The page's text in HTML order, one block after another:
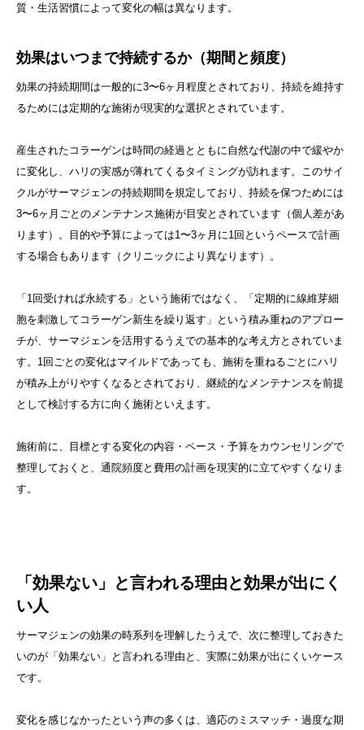
質・生活習慣によって変化の幅は異なります。
効果はいつまで持続するか（期間と頻度）
効果の持続期間は一般的に3〜6ヶ月程度とされており、持続を維持す
るためには定期的な施術が現実的な選択とされています。
産生されたコラーゲンは時間の経過とともに自然な代謝の中で緩やか
に変化し、ハリの実感が薄れてくるタイミングが訪れます。このサイ
クルがサーマジェンの持続期間を規定しており、持続を保つためには
3〜6ヶ月ごとのメンテナンス施術が目安とされています（個人差があ
ります）。目的や予算によっては1〜3ヶ月に1回というペースで計画
する場合もあります（クリニックにより異なります）。
「1回受ければ永続する」という施術ではなく、「定期的に線維芽細
胞を刺激してコラーゲン新生を繰り返す」という積み重ねのアプロー
チが、サーマジェンを活用するうえでの基本的な考え方とされていま
す。1回ごとの変化はマイルドであっても、施術を重ねるごとにハリ
が積み上がりやすくなるとされており、継続的なメンテナンスを前提
として検討する方に向く施術といえます。
施術前に、目標とする変化の内容・ペース・予算をカウンセリングで
整理しておくと、通院頻度と費用の計画を現実的に立てやすくなりま
す。
「効果ない」と言われる理由と効果が出にく
い人
サーマジェンの効果の時系列を理解したうえで、次に整理しておきた
いのが「効果ない」と言われる理由と、実際に効果が出にくいケース
です。
変化を感じなかったという声の多くは、適応のミスマッチ・過度な期